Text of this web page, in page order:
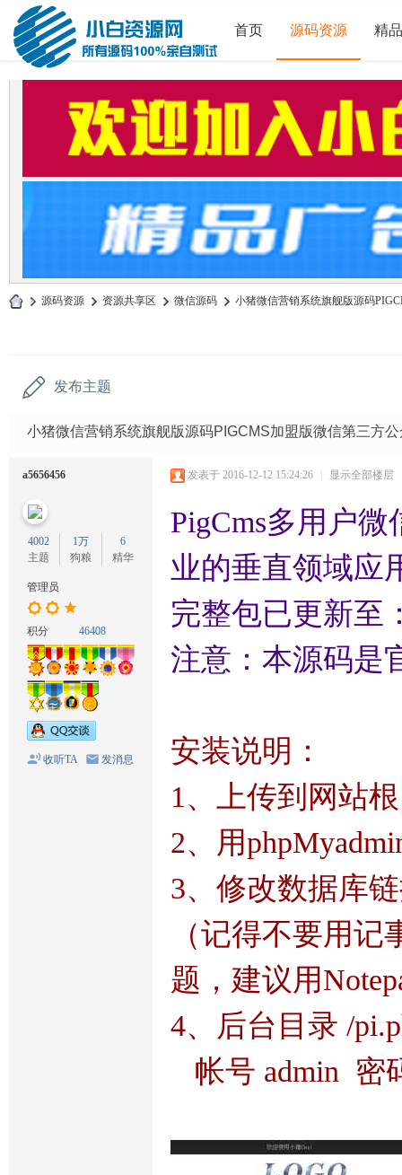
首页 源码资源 精
» 源码资源 › 资源共享区 › 微信源码 › 小猪微信营销系统旗舰版源码
发布主题
小猪微信营销系统旗舰版源码PIGCMS加盟版微信第三方
a5656456
4002
主题
1万
狗粮
6
精华
管理员
积分 46408
收听TA 发消息
发表于 2016-12-12 15:24:26 | 显示全部楼层
PigCms多用户
业的垂直领域应
完整包已更新至
注意：本源码是
安装说明：
1、上传到网站
2、用
3、修改数据库
（记得不要用
题，建议用
4、后台目录 /
帐号 admin 密